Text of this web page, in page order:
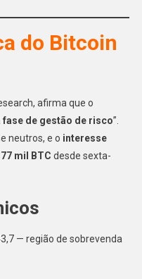
do Bitcoin
afirma que o
de gestão de risco”.
neutros, e o interesse
77 mil BTC desde sexta-
— região de sobrevenda